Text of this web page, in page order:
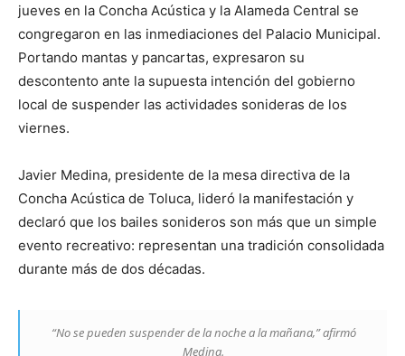
jueves en la Concha Acústica y la Alameda Central se
congregaron en las inmediaciones del Palacio Municipal.
Portando mantas y pancartas, expresaron su
descontento ante la supuesta intención del gobierno
local de suspender las actividades sonideras de los
viernes.
Javier Medina, presidente de la mesa directiva de la
Concha Acústica de Toluca, lideró la manifestación y
declaró que los bailes sonideros son más que un simple
evento recreativo: representan una tradición consolidada
durante más de dos décadas.
“No se pueden suspender de la noche a la mañana,” afirmó
Medina.